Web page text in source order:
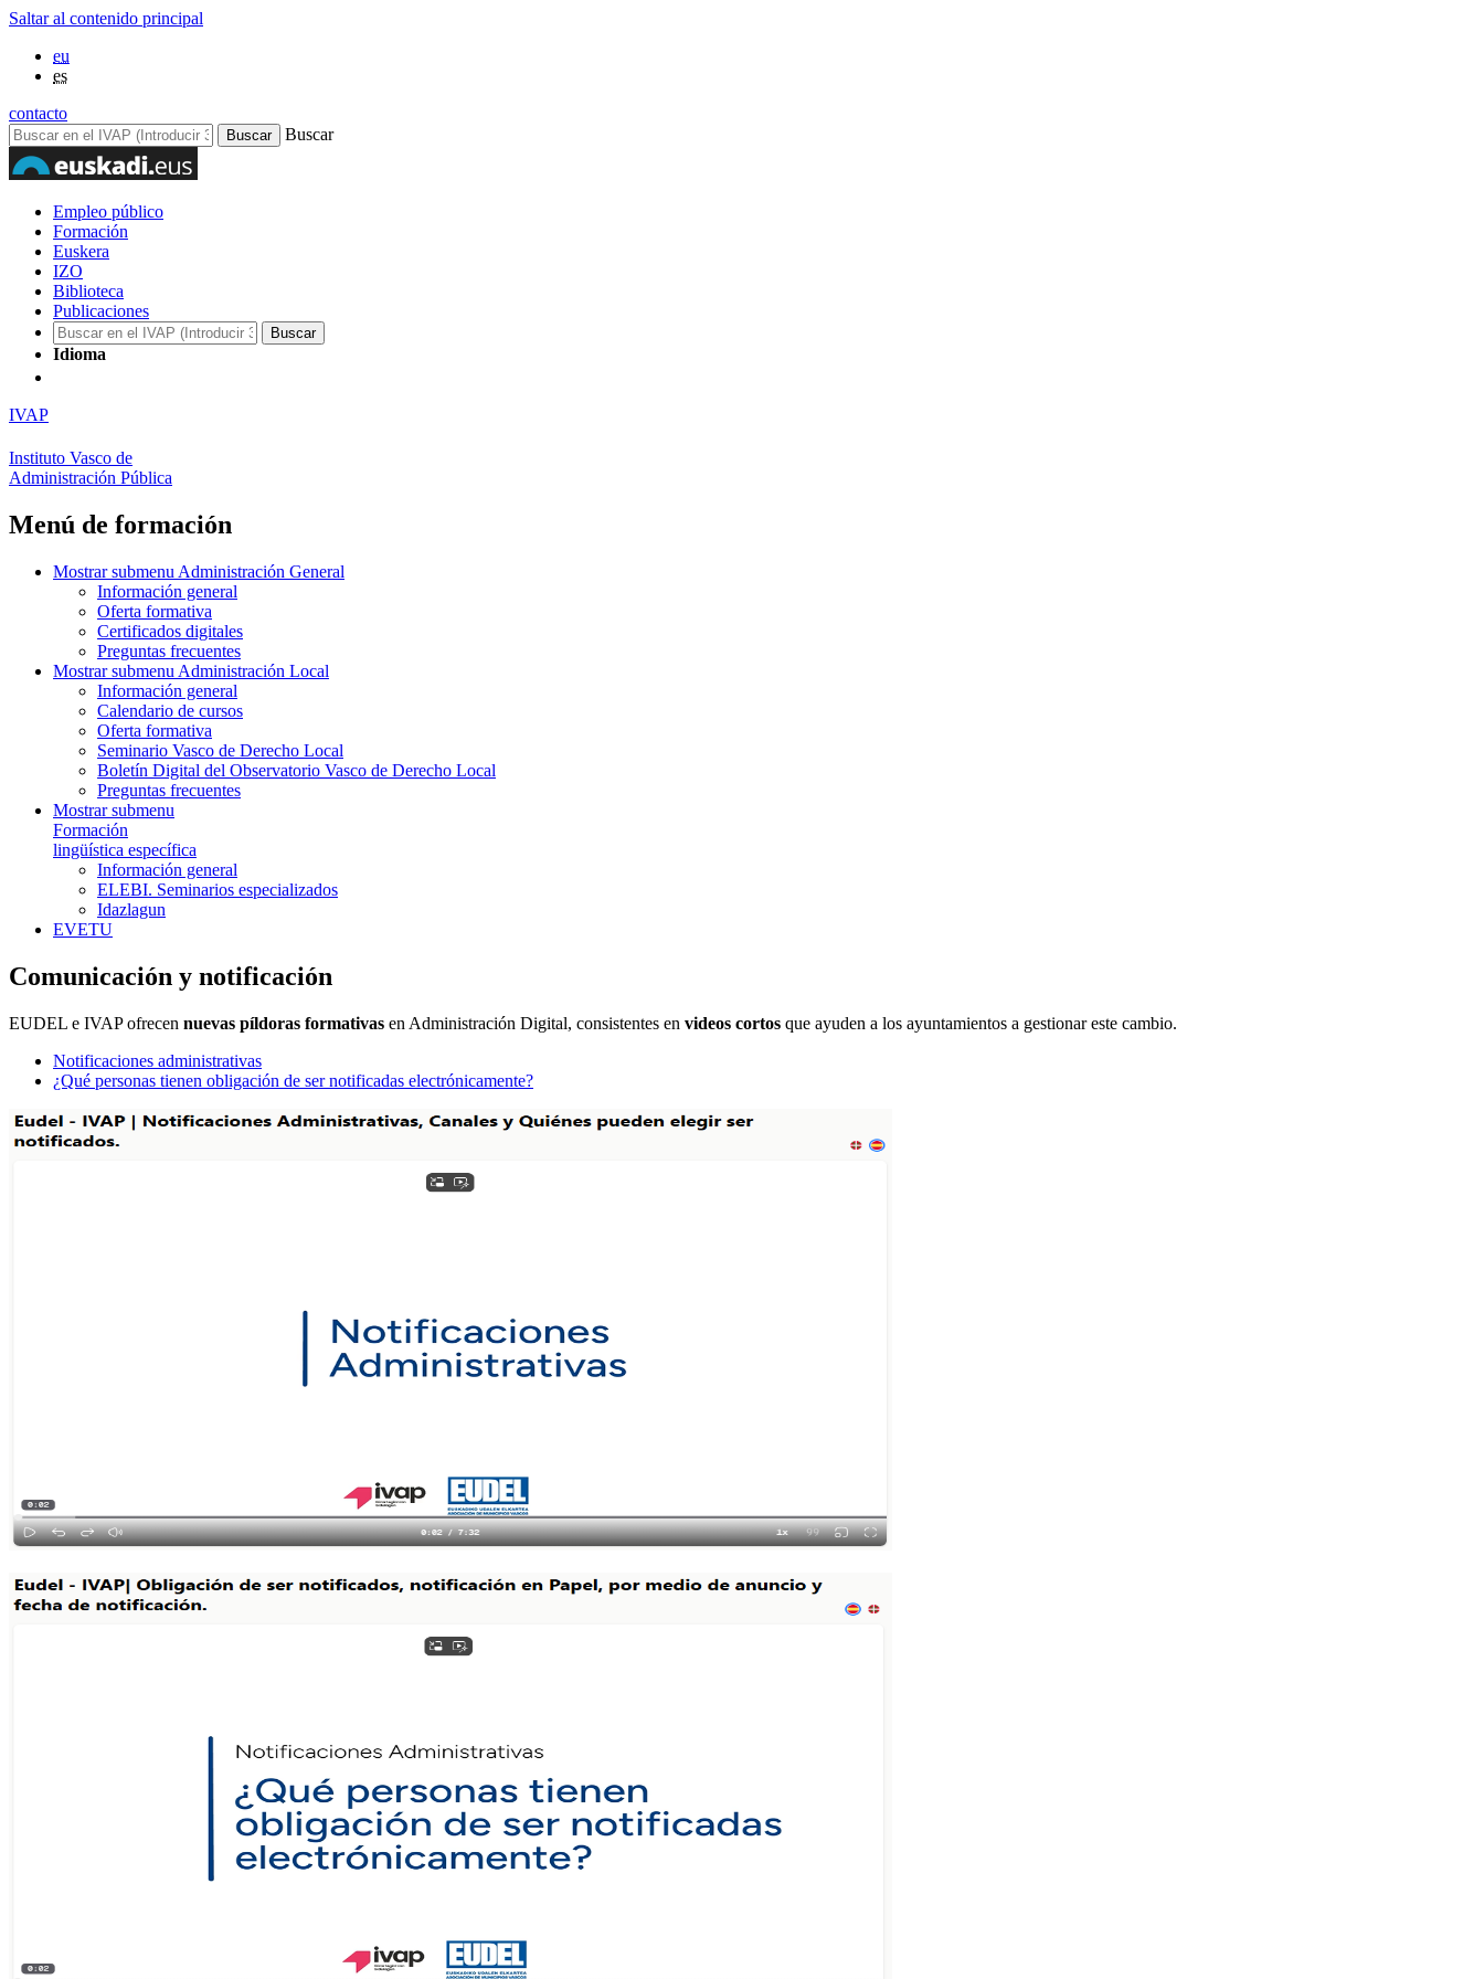
Saltar al contenido principal
eu
es
contacto
Buscar
Empleo público
Formación
Euskera
IZO
Biblioteca
Publicaciones
Idioma
IVAP
Instituto Vasco de
Administración Pública
Menú de formación
Mostrar submenu Administración General
Información general
Oferta formativa
Certificados digitales
Preguntas frecuentes
Mostrar submenu Administración Local
Información general
Calendario de cursos
Oferta formativa
Seminario Vasco de Derecho Local
Boletín Digital del Observatorio Vasco de Derecho Local
Preguntas frecuentes
Mostrar submenu
Formación
lingüística específica
Información general
ELEBI. Seminarios especializados
Idazlagun
EVETU
Comunicación y notificación
EUDEL e IVAP ofrecen nuevas píldoras formativas en Administración Digital, consistentes en videos cortos que ayuden a los ayuntamientos a gestionar este cambio.
Notificaciones administrativas
¿Qué personas tienen obligación de ser notificadas electrónicamente?